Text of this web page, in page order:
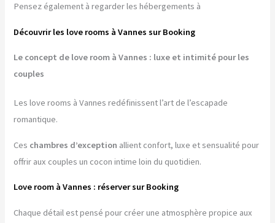
Pensez également à regarder les hébergements à
Découvrir les love rooms à Vannes sur Booking
Le concept de love room à Vannes : luxe et intimité pour les
couples
Les love rooms à Vannes redéfinissent l’art de l’escapade
romantique.
Ces chambres d’exception allient confort, luxe et sensualité pour
offrir aux couples un cocon intime loin du quotidien.
Love room à Vannes : réserver sur Booking
Chaque détail est pensé pour créer une atmosphère propice aux